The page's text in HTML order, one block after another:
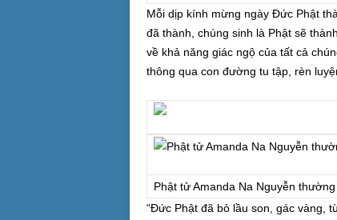
Mỗi dịp kính mừng ngày Đức Phật
đã thành, chúng sinh là Phật sẽ
về khả năng giác ngộ của tất cả
thông qua con đường tu tập, rèn
Phật tử Amanda Na Nguyễn
“Đức Phật đã bỏ lầu son, gác vàng,